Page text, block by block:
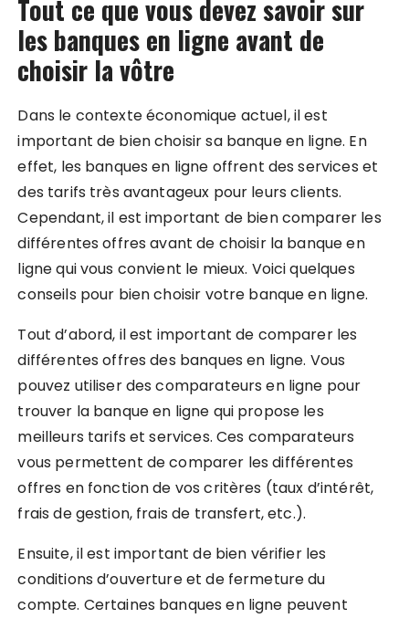
Tout ce que vous devez savoir sur
les banques en ligne avant de
choisir la vôtre
Dans le contexte économique actuel, il est
important de bien choisir sa banque en ligne. En
effet, les banques en ligne offrent des services et
des tarifs très avantageux pour leurs clients.
Cependant, il est important de bien comparer les
différentes offres avant de choisir la banque en
ligne qui vous convient le mieux. Voici quelques
conseils pour bien choisir votre banque en ligne.
Tout d’abord, il est important de comparer les
différentes offres des banques en ligne. Vous
pouvez utiliser des comparateurs en ligne pour
trouver la banque en ligne qui propose les
meilleurs tarifs et services. Ces comparateurs
vous permettent de comparer les différentes
offres en fonction de vos critères (taux d’intérêt,
frais de gestion, frais de transfert, etc.).
Ensuite, il est important de bien vérifier les
conditions d’ouverture et de fermeture du
compte. Certaines banques en ligne peuvent